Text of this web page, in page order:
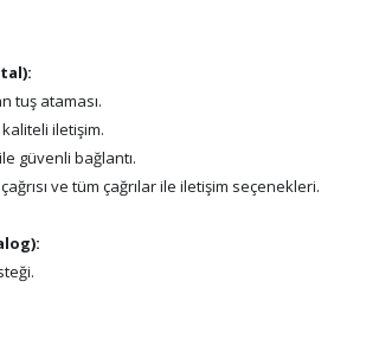
tuş ataması.
iletişim.
güvenli bağlantı.
ve tüm çağrılar ile iletişim seçenekleri.